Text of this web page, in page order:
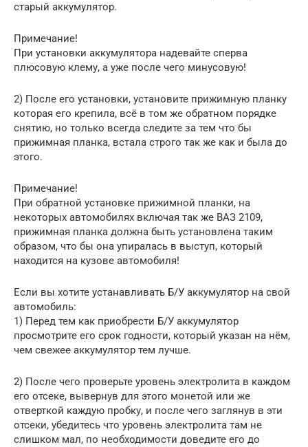
старый аккумулятор.
Примечание!
При установки аккумулятора надевайте сперва
плюсовую клему, а уже после чего минусовую!
2) После его установки, установите прижимную планку
которая его крепила, всё в том же обратном порядке
снятию, но только всегда следите за тем что бы
прижимная планка, встала строго так же как и была до
этого.
Примечание!
При обратной установке прижимной планки, на
некоторых автомобилях включая так же ВАЗ 2109,
прижимная планка должна быть установлена таким
образом, что бы она упиралась в выступ, который
находится на кузове автомобиля!
Если вы хотите устанавливать Б/У аккумулятор на свой
автомобиль:
1) Перед тем как приобрести Б/У аккумулятор
просмотрите его срок годности, который указан на нём,
чем свежее аккумулятор тем лучше.
2) После чего проверьте уровень электролита в каждом
его отсеке, вывернув для этого монетой или же
отверткой каждую пробку, и после чего заглянув в эти
отсеки, убедитесь что уровень электролита там не
слишком мал, по необходимости доведите его до